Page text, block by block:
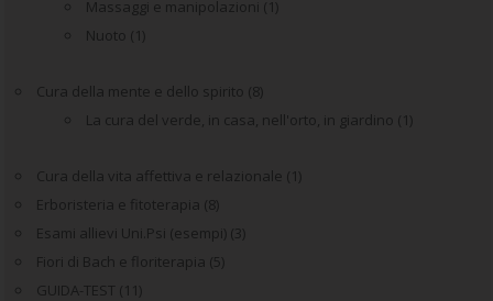
Massaggi e manipolazioni (1)
Nuoto (1)
Cura della mente e dello spirito (8)
La cura del verde, in casa, nell'orto, in giardino (1)
Cura della vita affettiva e relazionale (1)
Erboristeria e fitoterapia (8)
Esami allievi Uni.Psi (esempi) (3)
Fiori di Bach e floriterapia (5)
GUIDA-TEST (11)